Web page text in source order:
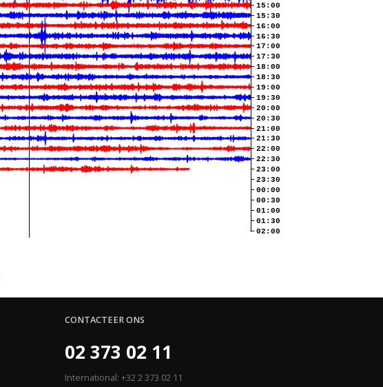
15:00
15:30
16:00
16:30
17:00
17:30
18:00
18:30
19:00
19:30
20:00
20:30
21:00
21:30
22:00
22:30
23:00
23:30
00:00
00:30
01:00
01:30
02:00
CONTACTEER ONS
02 373 02 11
International: +32 2 373 02 11